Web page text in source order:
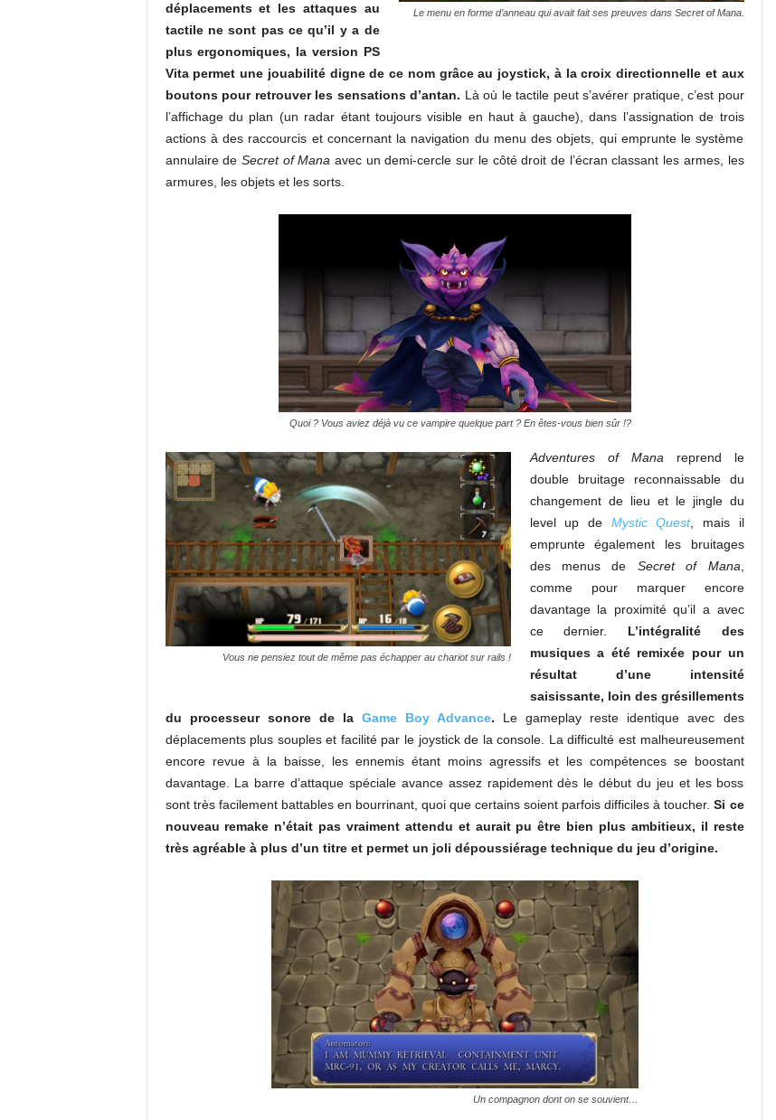
Le menu en forme d’anneau qui avait fait ses preuves dans Secret of Mana.
déplacements et les attaques au
tactile ne sont pas ce qu’il y a de
plus ergonomiques, la version PS
Vita permet une jouabilité digne de ce nom grâce au joystick, à la croix directionnelle et aux
boutons pour retrouver les sensations d’antan. Là où le tactile peut s’avérer pratique, c’est pour
l’affichage du plan (un radar étant toujours visible en haut à gauche), dans l’assignation de trois
actions à des raccourcis et concernant la navigation du menu des objets, qui emprunte le système
annulaire de Secret of Mana avec un demi-cercle sur le côté droit de l’écran classant les armes, les
armures, les objets et les sorts.
Quoi ? Vous aviez déjà vu ce vampire quelque part ? En êtes-vous bien sûr !?
Vous ne pensiez tout de même pas échapper au chariot sur rails !
Adventures of Manareprend le
double bruitage reconnaissable du
changement de lieu et le jingle du
level up de Mystic Quest, mais il
emprunte également les bruitages
des menus de Secret of Mana,
comme pour marquer encore
davantage la proximité qu’il a avec
ce dernier. L’intégralité des
musiques a été remixée pour un
résultat d’une intensité
saisissante, loin des grésillements
du processeur sonore de la Game Boy Advance. Le gameplay reste identique avec des
déplacements plus souples et facilité par le joystick de la console. La difficulté est malheureusement
encore revue à la baisse, les ennemis étant moins agressifs et les compétences se boostant
davantage. La barre d’attaque spéciale avance assez rapidement dès le début du jeu et les boss
sont très facilement battables en bourrinant, quoi que certains soient parfois difficiles à toucher.Si ce
nouveau remake n’était pas vraiment attendu et aurait pu être bien plus ambitieux, il reste
très agréable à plus d’un titre et permet un joli dépoussiérage technique du jeu d’origine.
Un compagnon dont on se souvient…